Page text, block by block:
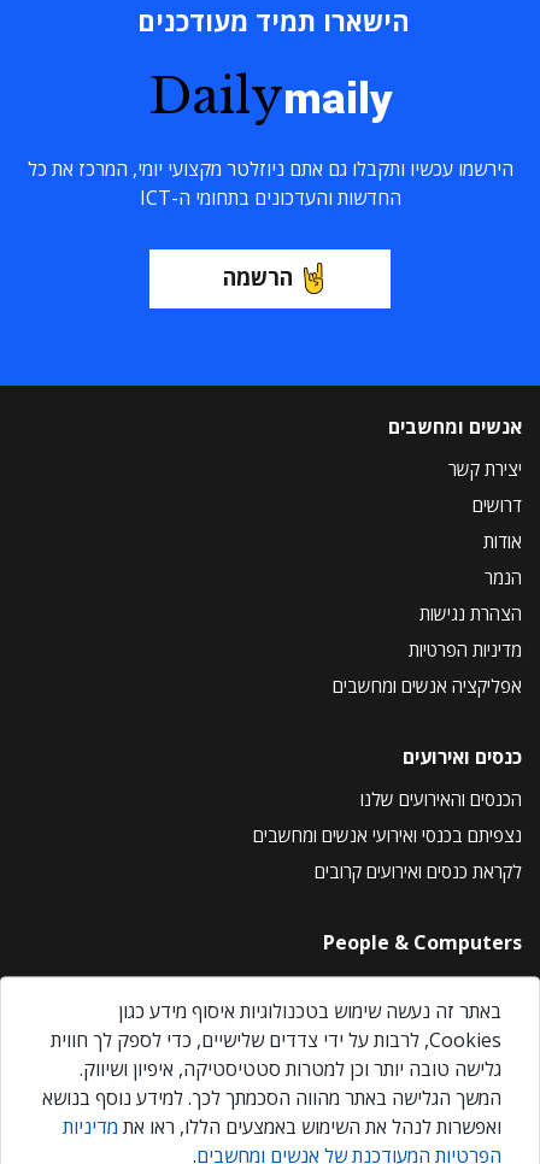
הישארו תמיד מעודכנים
Dailymaily
הירשמו עכשיו ותקבלו גם אתם ניוזלטר מקצועי יומי, המרכז את כל
החדשות והעדכונים בתחומי ה-ICT
הרשמה
אנשים ומחשבים
יצירת קשר
דרושים
אודות
הנמר
הצהרת נגישות
מדיניות הפרטיות
אפליקציה אנשים ומחשבים
כנסים ואירועים
הכנסים והאירועים שלנו
נצפיתם בכנסי ואירועי אנשים ומחשבים
לקראת כנסים ואירועים קרובים
People & Computers
About Us
Privacy Policy
Contact Us
Our Events
באתר זה נעשה שימוש בטכנולוגיות איסוף מידע כגון
Cookies, לרבות על ידי צדדים שלישיים, כדי לספק לך חווית
גלישה טובה יותר וכן למטרות סטטיסטיקה, איפיון ושיווק.
המשך הגלישה באתר מהווה הסכמתך לכך. למידע נוסף בנושא
ואפשרות לנהל את השימוש באמצעים הללו, ראו את מדיניות
הפרטיות המעודכנת של אנשים ומחשבים.